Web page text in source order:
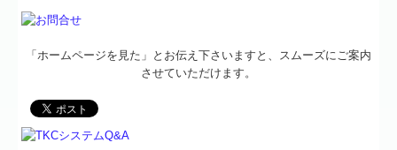
「ホームページを見た」とお伝え下さいますと、スムーズにご案内
させていただけます。